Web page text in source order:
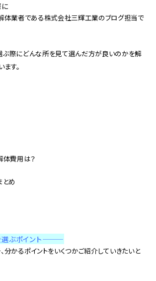
体業者である株式会社三輝工業のブログ担当で
際にどんな所を見て選んだ方が良いのかを解
す。
体費用は？
とめ
選ぶポイント———
分かるポイントをいくつかご紹介していきたいと